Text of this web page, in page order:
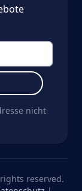
nicht
reserved.